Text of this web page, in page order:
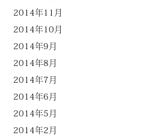
2014年11月
2014年10月
2014年9月
2014年8月
2014年7月
2014年6月
2014年5月
2014年2月